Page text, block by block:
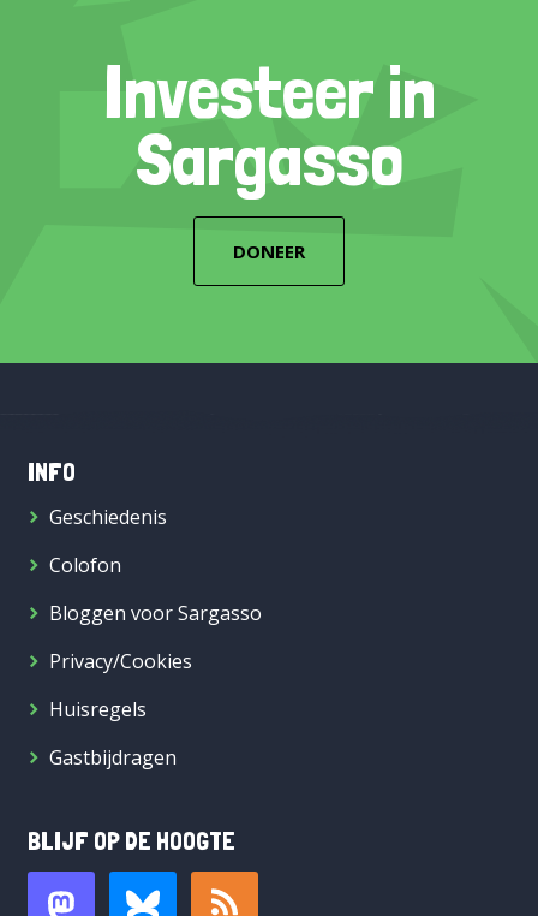
Investeer in
Sargasso
DONEER
INFO
Geschiedenis
Colofon
Bloggen voor Sargasso
Privacy/Cookies
Huisregels
Gastbijdragen
BLIJF OP DE HOOGTE